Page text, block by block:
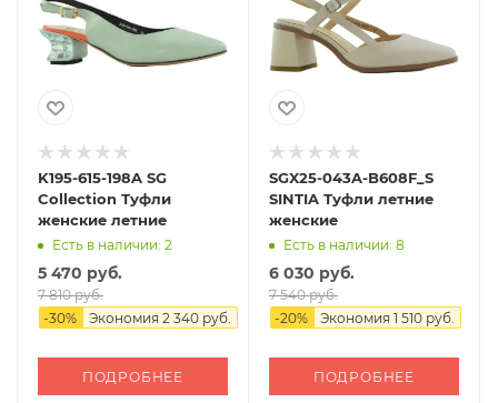
K195-615-198A SG
Collection Туфли
женские летние
Есть в наличии: 2
5 470 руб.
7 810 руб.
-30% Экономия 2 340 руб.
ПОДРОБНЕЕ
SGX25-043A-B608F_S
SINTIA Туфли летние
женские
Есть в наличии: 8
6 030 руб.
7 540 руб.
-20% Экономия 1 510 руб.
ПОДРОБНЕЕ